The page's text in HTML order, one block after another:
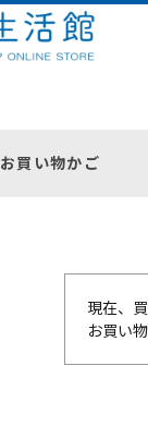
お買い物かご
現在、
お買い